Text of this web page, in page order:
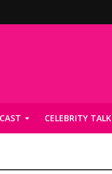
CELEBRITY TALK